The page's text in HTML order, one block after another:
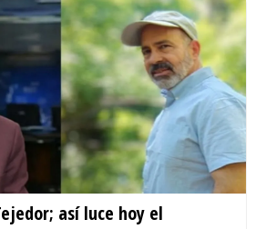
así luce hoy el